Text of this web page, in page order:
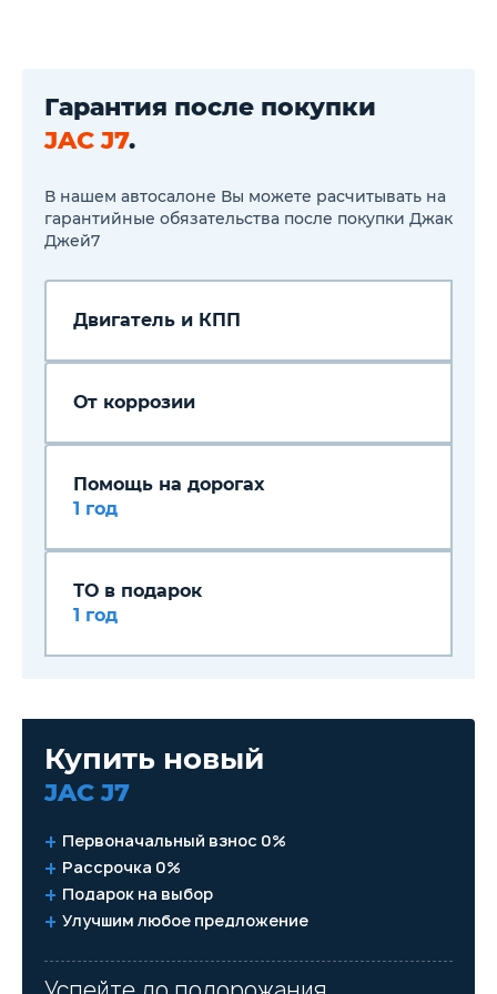
Гарантия после покупки
JAC J7.
В нашем автосалоне Вы можете расчитывать на
гарантийные обязательства после покупки Джак
Джей7
Двигатель и КПП
От коррозии
Помощь на дорогах
1 год
ТО в подарок
1 год
Купить новый
JAC J7
Первоначальный взнос 0%
Рассрочка 0%
Подарок на выбор
Улучшим любое предложение